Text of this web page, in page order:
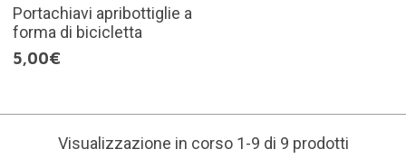
Portachiavi apribottiglie a
forma di bicicletta
5,00€
Visualizzazione in corso 1-9 di 9 prodotti